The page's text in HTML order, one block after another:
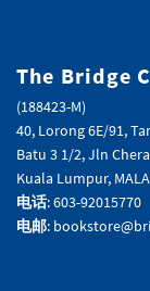
The Bridge
(188423-M)
40, Lorong 6E/91,
Batu 3 1/2, Jln
Kuala Lumpur,
电话: 603-92015770
电邮: